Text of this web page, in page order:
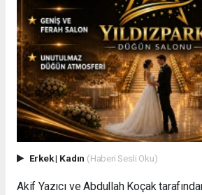
Erkek| Kadın (Haberi Sesli Oku)
Akif Yazıcı ve Abdullah Koçak